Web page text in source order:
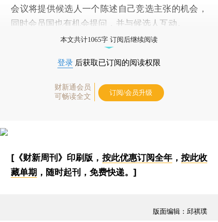
会议将提供候选人一个陈述自己竞选主张的机会，
同时会员国也有机会提问，并与候选人互动。
本文共计1065字 订阅后继续阅读
登录 后获取已订阅的阅读权限
财新通会员
可畅读全文
订阅/会员升级
[《财新周刊》印刷版， 按此优惠订阅全年， 按此收
藏单期 ，随时起刊，免费快递。]
版面编辑：邱祺璞